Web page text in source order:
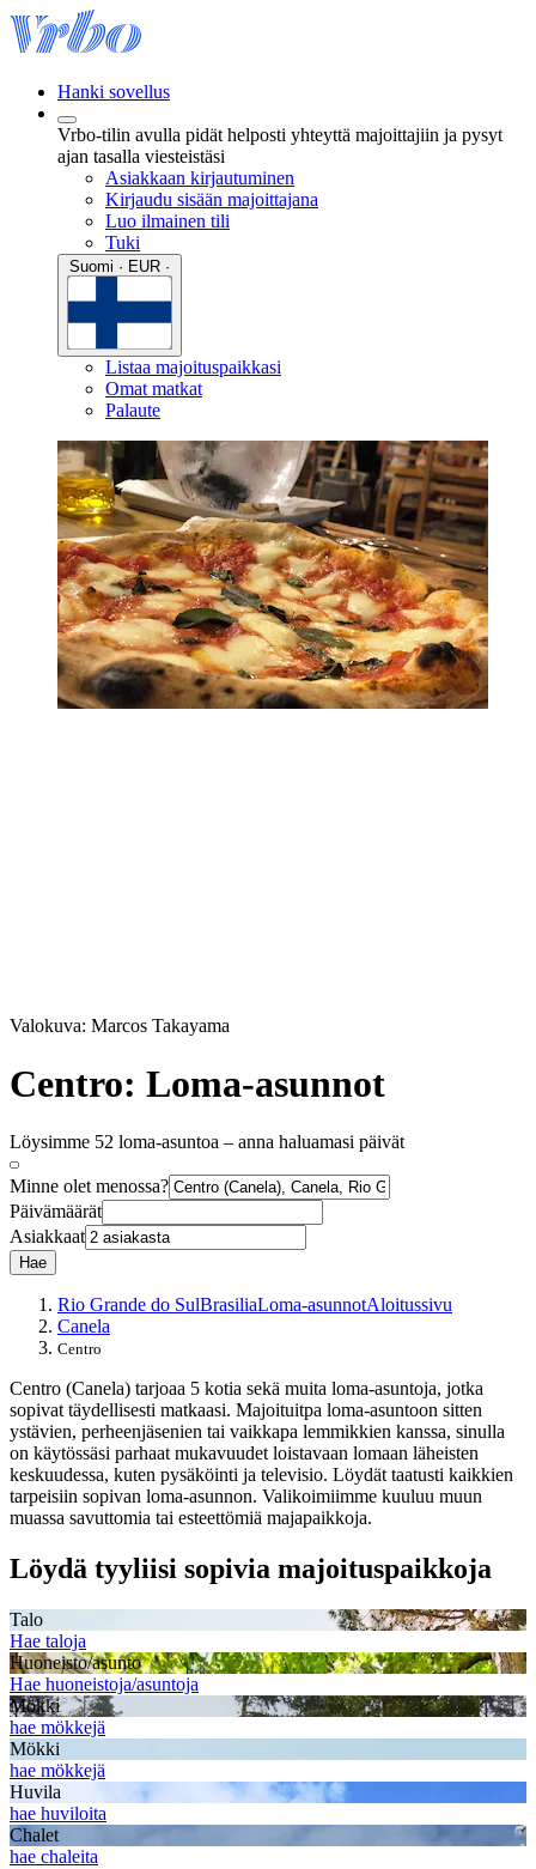
Hanki sovellus
Vrbo-tilin avulla pidät helposti yhteyttä majoittajiin ja pysyt
ajan tasalla viesteistäsi
Asiakkaan kirjautuminen
Kirjaudu sisään majoittajana
Luo ilmainen tili
Tuki
Listaa majoituspaikkasi
Omat matkat
Palaute
Valokuva: Marcos Takayama
Centro: Loma-asunnot
Löysimme 52 loma-asuntoa – anna haluamasi päivät
Minne olet menossa?
Päivämäärät
Asiakkaat
Hae
Rio Grande do SulBrasiliaLoma-asunnotAloitussivu
Canela
Centro
Centro (Canela) tarjoaa 5 kotia sekä muita loma-asuntoja, jotka
sopivat täydellisesti matkaasi. Majoituitpa loma-asuntoon sitten
ystävien, perheenjäsenien tai vaikkapa lemmikkien kanssa, sinulla
on käytössäsi parhaat mukavuudet loistavaan lomaan läheisten
keskuudessa, kuten pysäköinti ja televisio. Löydät taatusti kaikkien
tarpeisiin sopivan loma-asunnon. Valikoimiimme kuuluu muun
muassa savuttomia tai esteettömiä majapaikkoja.
Löydä tyyliisi sopivia majoituspaikkoja
Talo
Hae taloja
Huoneisto/asunto
Hae huoneistoja/asuntoja
Mökki
hae mökkejä
Mökki
hae mökkejä
Huvila
hae huviloita
Chalet
hae chaleita